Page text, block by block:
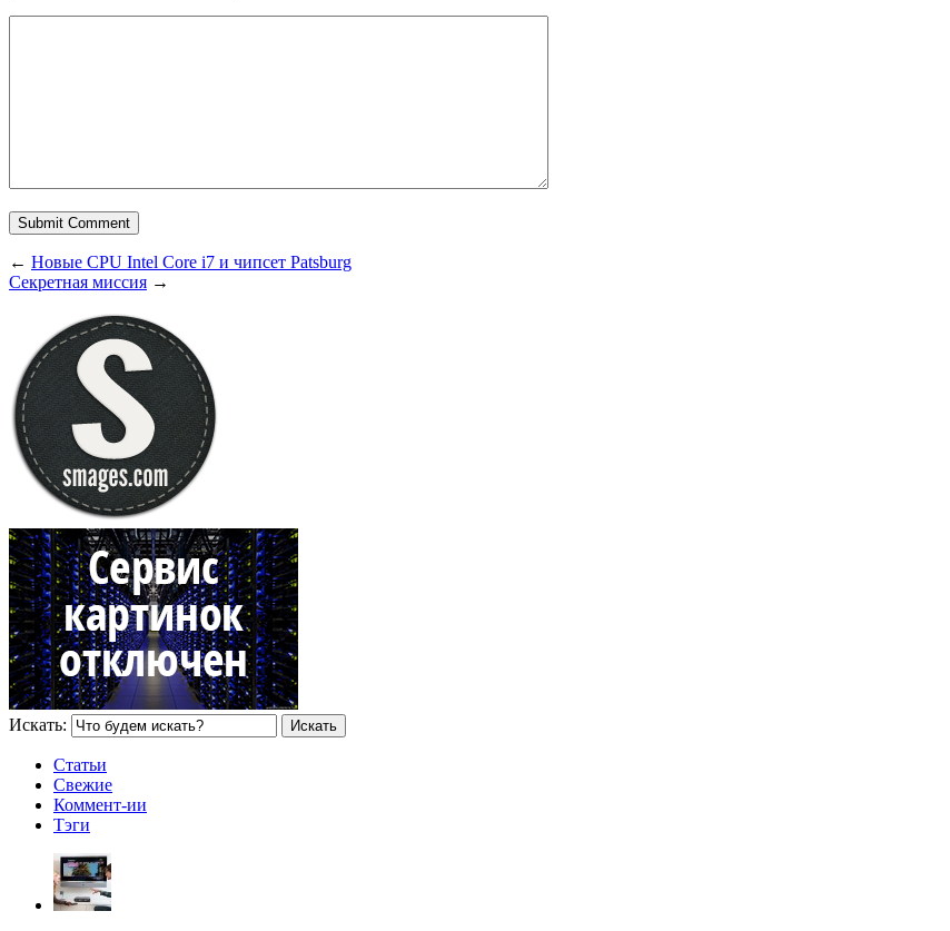
← Новые CPU Intel Core i7 и чипсет Patsburg
Секретная миссия →
Искать:
Статьи
Свежие
Коммент-ии
Тэги